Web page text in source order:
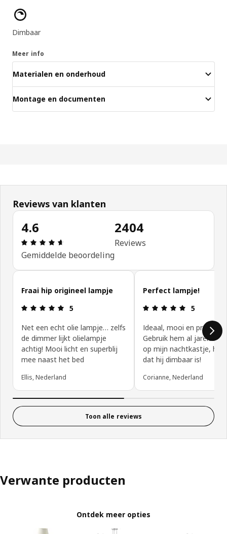
Producteigenschappen
Dimbaar
Meer info
Materialen en onderhoud
Montage en documenten
Reviews van klanten
4.6
Beoordeling: 4.6 van 5 sterren. Totaal
Gemiddelde beoordeling
2404
Reviews
Reviews van klanten overslaan
Fraai hip origineel lampje
Beoordeling: 5 van 5 sterren.
5
Net een echt olie lampje… zelfs
de dimmer lijkt olielampje
achtig! Mooi licht en superblij
mee naast het bed
Ellis, Nederland
Perfect lampje!
5
Ideaal, mooi en praktisch!
Gebruik hem al jaren als
op mijn nachtkastje,
dat hij dimbaar is!
Corianne, Nederland
Toon alle reviews
Verwante producten
Ontdek meer opties